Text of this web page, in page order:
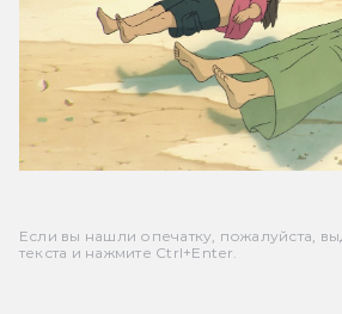
Если вы нашли опечатку, пожалуйста,
текста и нажмите Ctrl+Enter.